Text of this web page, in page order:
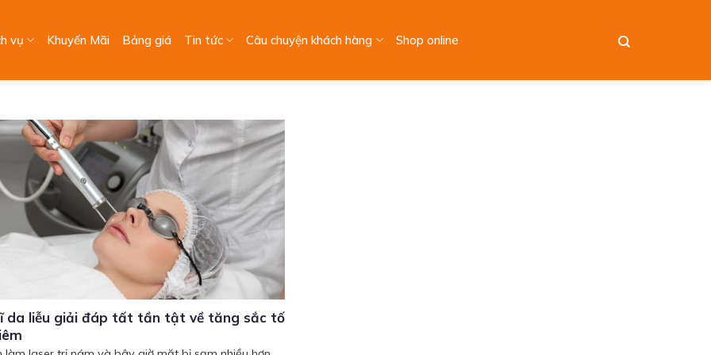
vụ Khuyến Mãi Bảng giá Tin tức Câu chuyện khách hàng Shop online
da liễu giải đáp tất tần tật về tăng sắc tố